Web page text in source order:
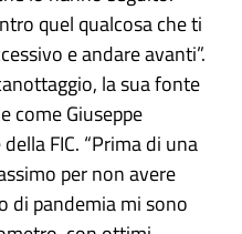
quel qualcosa che ti
e andare avanti”.
la sua fonte
come Giuseppe
FIC. “Prima di una
per non avere
di pandemia mi sono